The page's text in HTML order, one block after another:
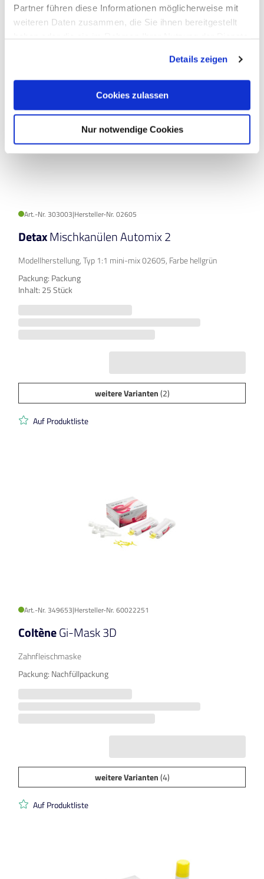
Partner führen diese Informationen möglicherweise mit
weiteren Daten zusammen, die Sie ihnen bereitgestellt
Details zeigen
Cookies zulassen
Nur notwendige Cookies
Auf Produktliste
Art.-Nr. 303003|Hersteller-Nr. 02605
DetaxMischkanülen Automix 2
Modellherstellung, Typ 1:1 mini-mix 02605, Farbe hellgrün
Packung: Packung
Inhalt: 25 Stück
weitere Varianten(2)
Auf Produktliste
Art.-Nr. 349653|Hersteller-Nr. 60022251
ColtèneGi-Mask 3D
Zahnfleischmaske
Packung: Nachfüllpackung
weitere Varianten(4)
Auf Produktliste